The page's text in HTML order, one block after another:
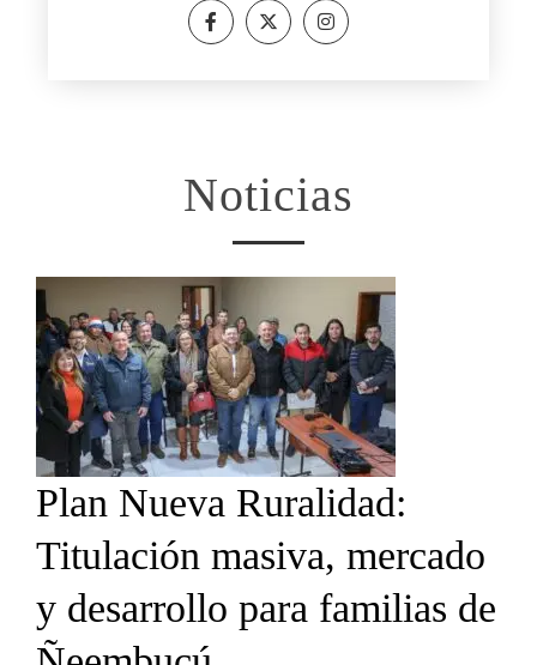
Noticias
Plan Nueva Ruralidad:
Titulación masiva, mercado
y desarrollo para familias de